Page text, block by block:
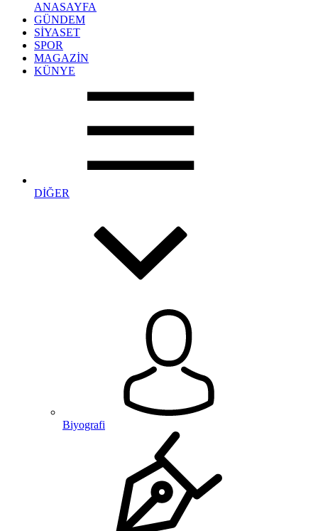
ANASAYFA
GÜNDEM
SİYASET
SPOR
MAGAZİN
KÜNYE
DİĞER
Biyografi